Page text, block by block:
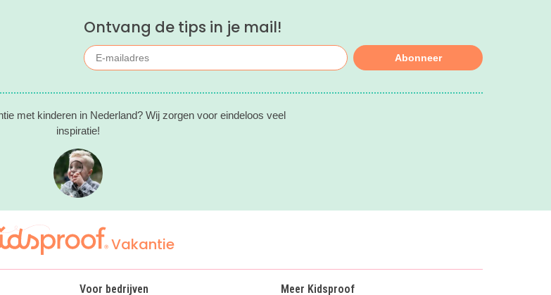
Ontvang de tips in je mail!
Abonneer
met kinderen in Nederland? Wij zorgen voor eindeloos veel
inspiratie!
Vakantie
Voor bedrijven Meer Kidsproof